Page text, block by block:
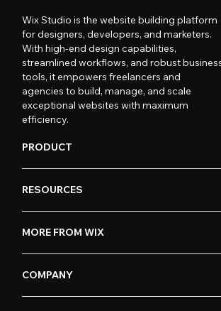
Wix Studio is the website building platform
for designers, developers, and marketers.
With high-end design capabilities,
streamlined workflows, and robust
tools, it empowers freelancers and
agencies to build, manage, and scale
exceptional websites with maximum
efficiency.
PRODUCT
RESOURCES
MORE FROM WIX
COMPANY